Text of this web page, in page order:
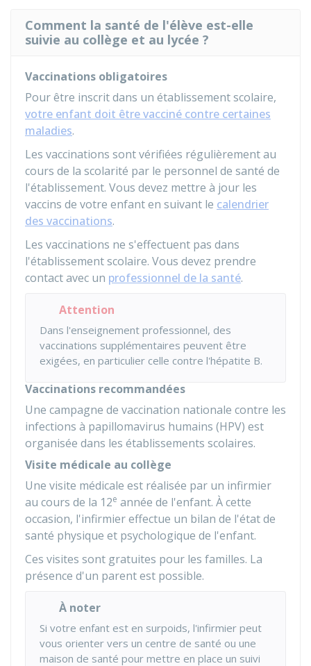
Comment la santé de l'élève est-elle
suivie au collège et au lycée ?
Vaccinations obligatoires
Pour être inscrit dans un établissement scolaire,
votre enfant doit être vacciné contre certaines
maladies.
Les vaccinations sont vérifiées régulièrement au
cours de la scolarité par le personnel de santé de
l'établissement. Vous devez mettre à jour les
vaccins de votre enfant en suivant le calendrier
des vaccinations.
Les vaccinations ne s'effectuent pas dans
l'établissement scolaire. Vous devez prendre
contact avec un professionnel de la santé.
Attention
Dans l'enseignement professionnel, des
vaccinations supplémentaires peuvent être
exigées, en particulier celle contre l'hépatite B.
Vaccinations recommandées
Une campagne de vaccination nationale contre les
infections à papillomavirus humains (HPV) est
organisée dans les établissements scolaires.
Visite médicale au collège
Une visite médicale est réalisée par un infirmier
au cours de la 12e année de l'enfant. À cette
occasion, l'infirmier effectue un bilan de l'état de
santé physique et psychologique de l'enfant.
Ces visites sont gratuites pour les familles. La
présence d'un parent est possible.
À noter
Si votre enfant est en surpoids, l'infirmier peut
vous orienter vers un centre de santé ou une
maison de santé pour mettre en place un suivi